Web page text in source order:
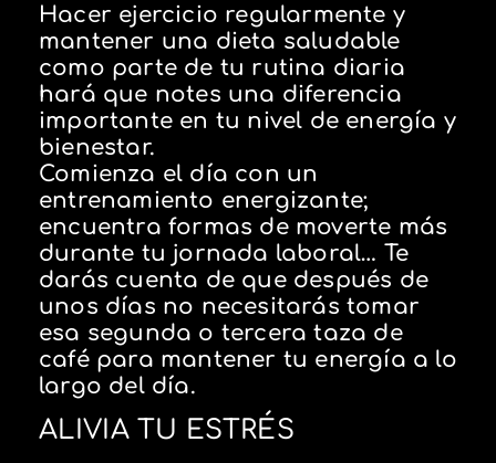
Hacer ejercicio regularmente y
mantener una dieta saludable
como parte de tu rutina diaria
hará que notes una diferencia
importante en tu nivel de energía y
bienestar.
Comienza el día con un
entrenamiento energizante;
encuentra formas de moverte más
durante tu jornada laboral… Te
darás cuenta de que después de
unos días no necesitarás tomar
esa segunda o tercera taza de
café para mantener tu energía a lo
largo del día.
ALIVIA TU ESTRÉS